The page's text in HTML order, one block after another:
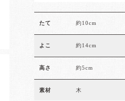
たて 約10cm
よこ 約14cm
高さ 約5cm
素材 木